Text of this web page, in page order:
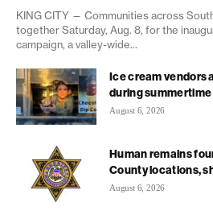
KING CITY — Communities across
together Saturday, Aug. 8, for the
campaign, a valley-wide...
Ice cream vendors
during summertime
August 6, 2026
Human remains
County locations,
August 6, 2026